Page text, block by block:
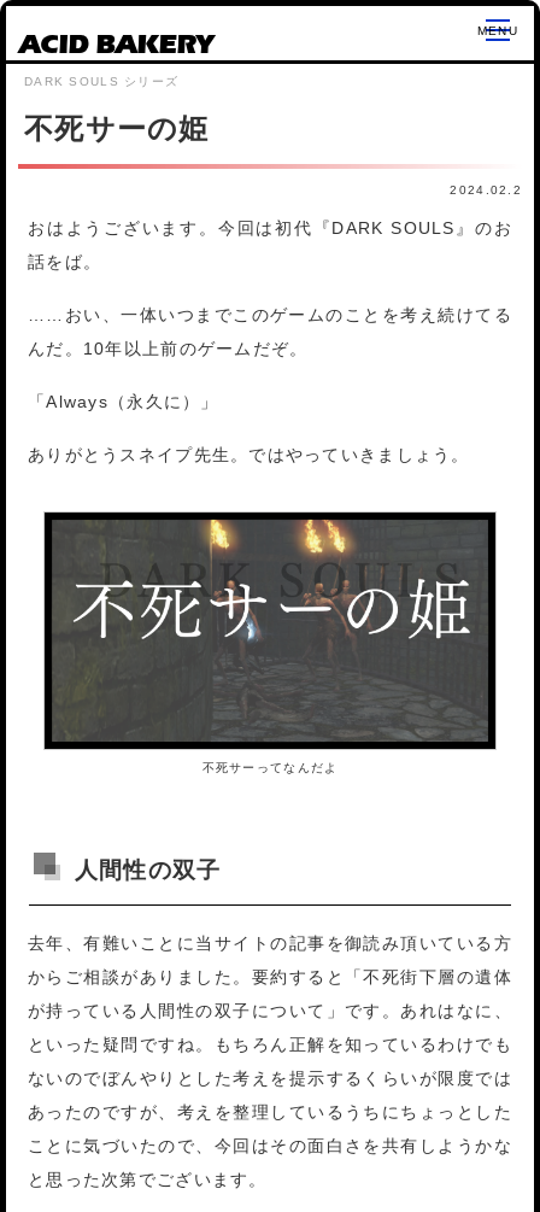
ACID BAKERY
不死サーの姫
2024.02.2
おはようございます。今回は初代『DARK SOULS』のお
話をば。
……おい、一体いつまでこのゲームのことを考え続けてる
んだ。10年以上前のゲームだぞ。
「Always（永久に）」
ありがとうスネイプ先生。ではやっていきましょう。
不死サーってなんだよ
人間性の双子
去年、有難いことに当サイトの記事を御読み頂いている方
からご相談がありました。要約すると「不死街下層の遺体
が持っている人間性の双子について」です。あれはなに、
といった疑問ですね。もちろん正解を知っているわけでも
ないのでぼんやりとした考えを提示するくらいが限度では
あったのですが、考えを整理しているうちにちょっとした
ことに気づいたので、今回はその面白さを共有しようかな
と思った次第でございます。